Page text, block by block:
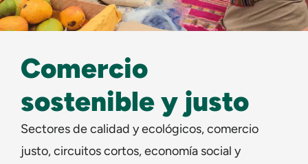
Comercio
sostenible y justo
Sectores de calidad y ecológicos, comercio
justo, circuitos cortos, economía social y